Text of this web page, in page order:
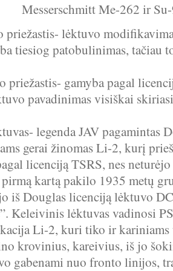
Messerschmitt Me-262 ir
priežastis- lėktuvo
tiesiog patobulinimas, tačiau
priežastis- gamyba pagal
pavadinimas visiškai
legenda JAV pagamintas
gerai žinomas Li-2, kurį
licenciją TSRS, nes neturėjo
kartą pakilo 1935 metų
iš Douglas licenciją lėktuvo
Keleivinis lėktuvas vadinosi
Li-2, kuri tiko ir kariniams
krovinius, kareivius, iš jo
gabenami nuo fronto linijos,